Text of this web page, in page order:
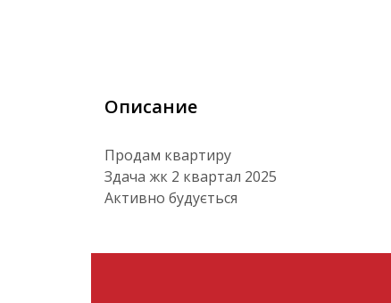
Описание
Продам квартиру
Здача жк 2 квартал 2025
Активно будується